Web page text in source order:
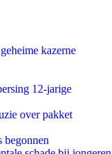
kazerne
12-jarige
over pakket
begonnen